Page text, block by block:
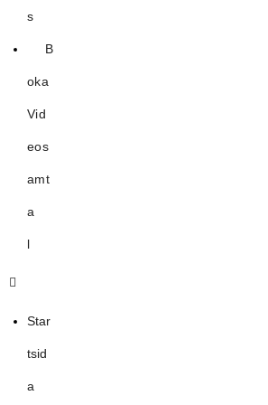
s
B
oka
Vid
eos
amt
a
l
Star
tsid
a